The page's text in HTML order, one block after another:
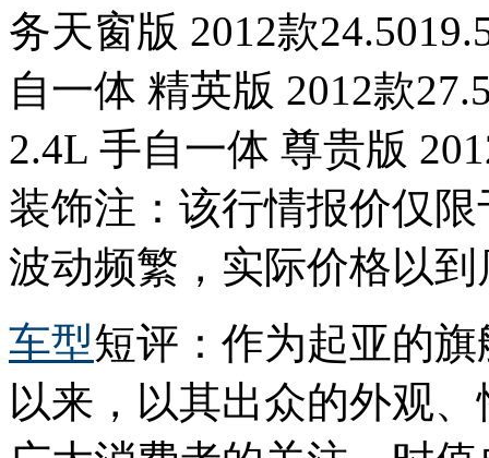
务天窗版 2012款
自一体 精英版 2012款
2.4L 手自一体 尊贵版
装饰注：该行情报价仅
波动频繁，实际价格以
车型短评：作为起亚的
以来，以其出众的外观